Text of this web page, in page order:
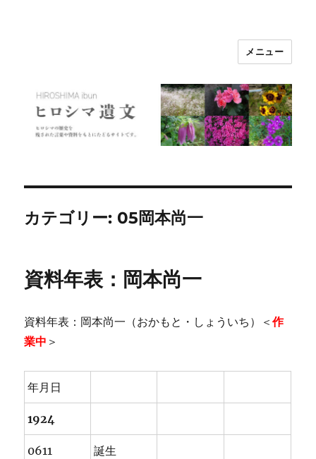
メニュー
カテゴリー: 05岡本尚一
資料年表：岡本尚一
資料年表：岡本尚一（おかもと・しょういち）＜作
業中 ＞
年月日
1924
0611 誕生